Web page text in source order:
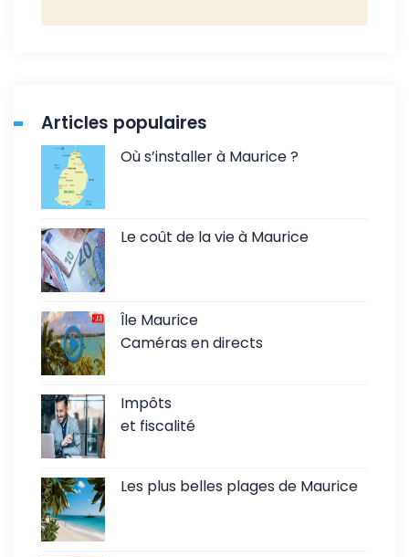
Articles populaires
Où s’installer à Maurice ?
Le coût de la vie à Maurice
Île Maurice
Caméras en directs
Impôts
et fiscalité
Les plus belles plages de Maurice